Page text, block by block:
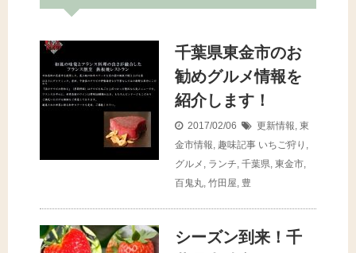
千葉県東金市のお
勧めグルメ情報を
紹介します！
2017/02/06 更新情報, 東
金市情報, 趣味記事 いちご狩り ,
グルメ , ランチ, 千葉県, 東金市,
百鬼丸, 竹田屋, 豊
シーズン到来！千